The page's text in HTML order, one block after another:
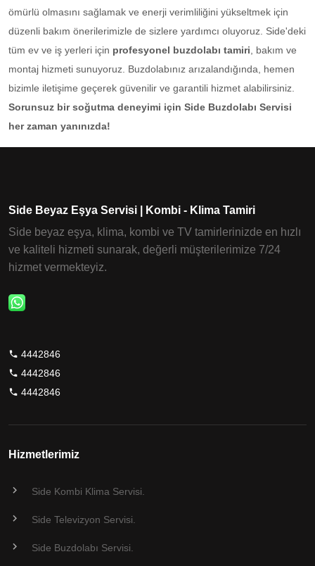
ömürlü olmasını sağlamak ve enerji verimliliğini yükseltmek için
düzenli bakım önerilerimizle de sizlere yardımcı oluyoruz. Side'deki
tüm ev ve iş yerleri için profesyonel buzdolabı tamiri, bakım ve
montaj hizmeti sunuyoruz. Buzdolabınız arızalandığında, hemen
bizimle iletişime geçerek güvenilir ve garantili hizmet alabilirsiniz.
Sorunsuz bir soğutma deneyimi için Side Buzdolabı Servisi
her zaman yanınızda!
Side Beyaz Eşya Servisi | Kombi - Klima Tamiri
Side beyaz eşya, klima, kombi ve TV tamirlerinizde en hızlı
ve kaliteli hizmeti sunarak, değerli müşterilerimize 7/24
hizmet vermekteyiz.
4442846
4442846
4442846
Hizmetlerimiz
Side Kombi Klima Servisi.
Side Televizyon Servisi.
Side Buzdolabı Servisi.